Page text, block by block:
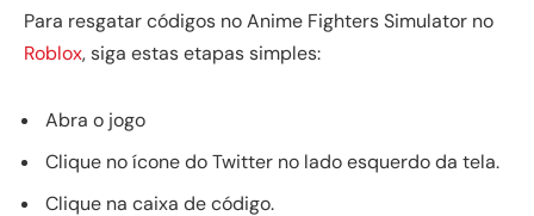
Para resgatar códigos no Anime Fighters Simulator no
Roblox, siga estas etapas simples:
Abra o jogo
Clique no ícone do Twitter no lado esquerdo da tela.
Clique na caixa de código.